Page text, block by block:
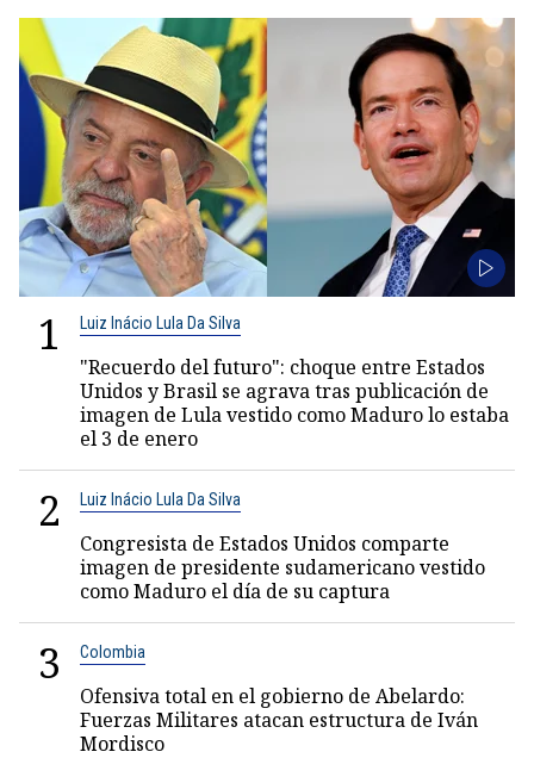
1 Luiz Inácio Lula Da Silva
"Recuerdo del futuro": choque entre Estados
Unidos y Brasil se agrava tras publicación de
imagen de Lula vestido como Maduro lo estaba
el 3 de enero
2 Luiz Inácio Lula Da Silva
Congresista de Estados Unidos comparte
imagen de presidente sudamericano vestido
como Maduro el día de su captura
3 Colombia
Ofensiva total en el gobierno de Abelardo:
Fuerzas Militares atacan estructura de Iván
Mordisco